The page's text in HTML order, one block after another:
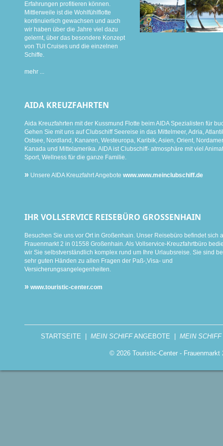
Erfahrungen profitieren können.
Mittlerweile ist die Wohlfühlflotte
kontinuierlich gewachsen und auch
wir haben über die Jahre viel dazu
gelernt, über das besondere Konzept
von TUI Cruises und die einzelnen
Schiffe.
mehr ...
AIDA KREUZFAHRTEN
Aida Kreuzfahrten mit der Kussmund Flotte beim AIDA Spezialisten für
Gehen Sie mit uns auf Clubschiff Seereise in das Mittelmeer, Adria,
Ostsee, Nordland, Kanaren, Westeuropa, Karibik, Asien, Orient,
Kanada und Mittelamerika. AIDA ist Clubschiff- atmosphäre mit viel
Sport, Wellness für die ganze Familie.
» Unsere AIDA Kreuzfahrt Angebote www.www.meinclubschiff.de
IHR VOLLSERVICE REISEBÜRO GROSSENHAIN
Besuchen Sie uns vor Ort in Großenhain. Unser Reisebüro befindet sich
Frauenmarkt 2 in 01558 Großenhain. Als Vollservice-Kreuzfahrtbüro
wir Sie selbstverständlich komplex rund um Ihre Urlaubsreise. Sie sind
sehr guten Händen zu allen Fragen der Paß-,Visa- und
Versicherungsangelegenheiten.
» www.touristic-center.com
STARTSEITE MEIN SCHIFFANGEBOTE MEIN SCHIFF
© 2026 Touristic-Center -